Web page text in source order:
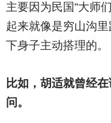
主要因为民国“大师
起来就像是穷山沟
下身子主动搭理的。
比如，胡适就曾经
问。